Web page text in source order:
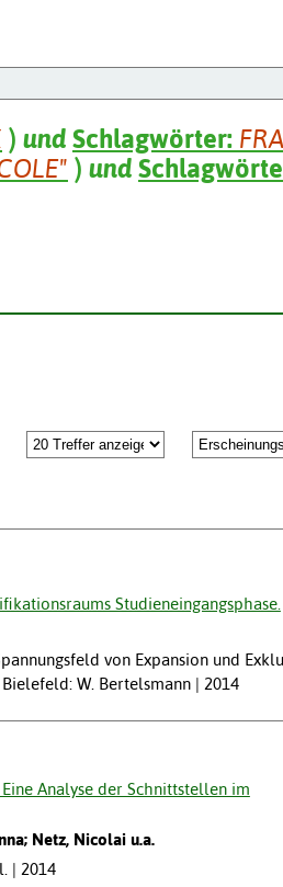
) und Schlagwörter:
) und
Studieneingangsphase.
von Expansion und
W. Bertelsmann | 2014
Analyse der Schnittstellen im
Netz, Nicolai u.a.
| 2014